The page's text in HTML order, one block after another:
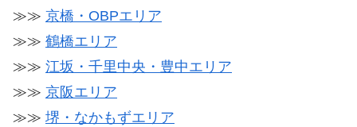
≫≫ 京橋・OBPエリア
≫≫ 鶴橋エリア
≫≫ 江坂・千里中央・豊中エリア
≫≫ 京阪エリア
≫≫ 堺・なかもずエリア